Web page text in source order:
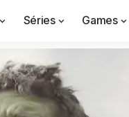
Séries Games